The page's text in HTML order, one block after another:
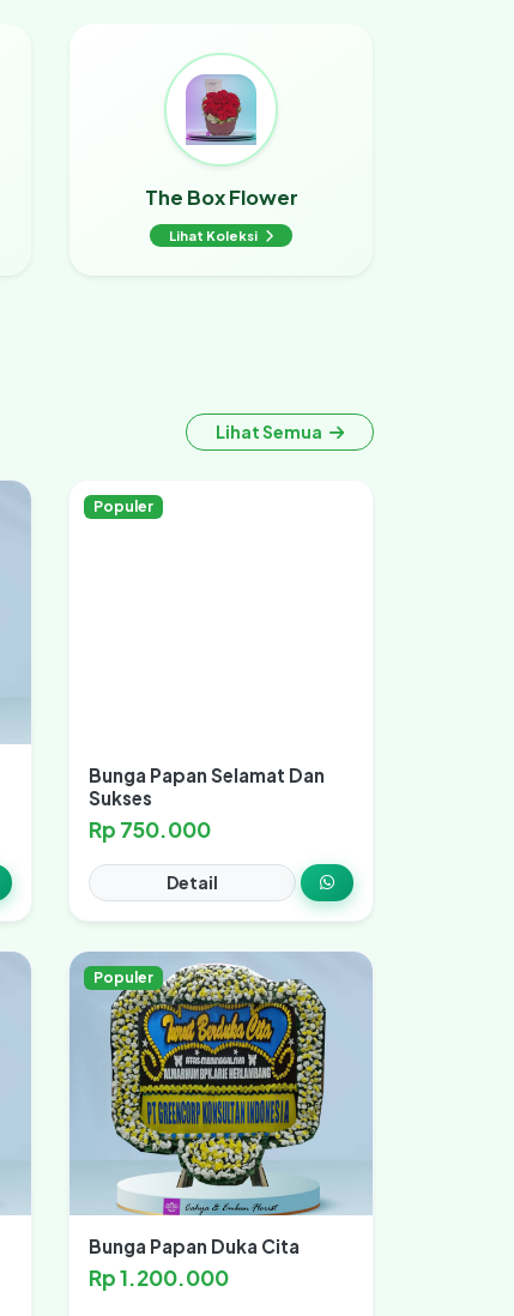
The Box Flower
Lihat Koleksi
Lihat Semua
Populer
Bunga Papan Selamat Dan
Sukses
Rp 750.000
Detail
Populer
Bunga Papan Duka Cita
Rp 1.200.000